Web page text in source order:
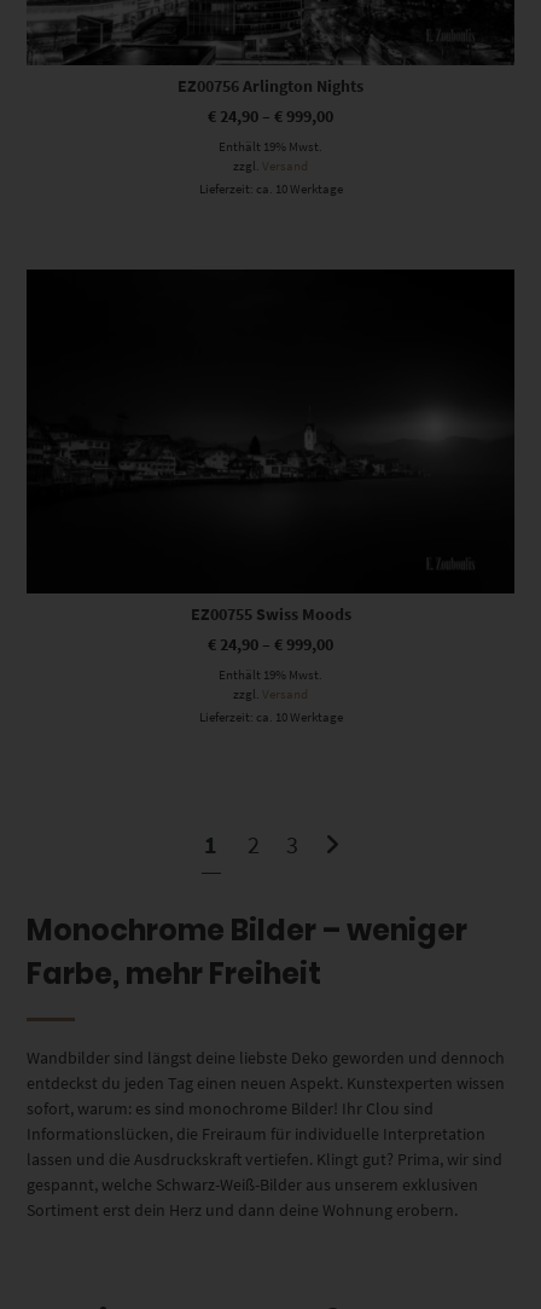
EZ00756 Arlington Nights
€ 24,90 – € 999,00
Enthält 19% Mwst.
zzgl. Versand
Lieferzeit: ca. 10 Werktage
Dieses Produkt weist mehrere Varianten auf. Die Optionen können auf der Produktseite gewählt werden
EZ00755 Swiss Moods
€ 24,90 – € 999,00
Enthält 19% Mwst.
zzgl. Versand
Lieferzeit: ca. 10 Werktage
1 2 3
Monochrome Bilder – weniger
Farbe, mehr Freiheit
Wandbilder sind längst deine liebste Deko geworden und dennoch
entdeckst du jeden Tag einen neuen Aspekt. Kunstexperten wissen
sofort, warum: es sind monochrome Bilder! Ihr Clou sind
Informationslücken, die Freiraum für individuelle Interpretation
lassen und die Ausdruckskraft vertiefen. Klingt gut? Prima, wir sind
gespannt, welche Schwarz-Weiß-Bilder aus unserem exklusiven
Sortiment erst dein Herz und dann deine Wohnung erobern.